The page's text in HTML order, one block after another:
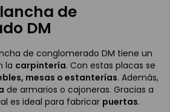
de
DM
de conglomerado DM tiene un
la carpintería. Con estas placas se
mesas o estanterías. Además,
de armarios o cajoneras. Gracias a
es ideal para fabricar puertas.